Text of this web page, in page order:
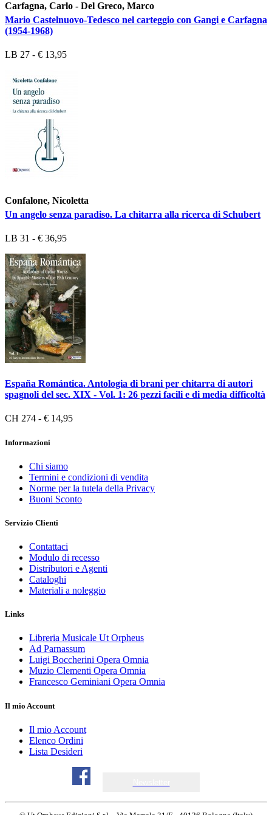
Carfagna, Carlo - Del Greco, Marco
Mario Castelnuovo-Tedesco nel carteggio con Gangi e Carfagna
(1954-1968)
LB 27 - € 13,95
Confalone, Nicoletta
Un angelo senza paradiso. La chitarra alla ricerca di Schubert
LB 31 - € 36,95
España Romántica. Antologia di brani per chitarra di autori
spagnoli del sec. XIX - Vol. 1: 26 pezzi facili e di media difficoltà
CH 274 - € 14,95
Informazioni
Chi siamo
Termini e condizioni di vendita
Norme per la tutela della Privacy
Buoni Sconto
Servizio Clienti
Contattaci
Modulo di recesso
Distributori e Agenti
Cataloghi
Materiali a noleggio
Links
Libreria Musicale Ut Orpheus
Ad Parnassum
Luigi Boccherini Opera Omnia
Muzio Clementi Opera Omnia
Francesco Geminiani Opera Omnia
Il mio Account
Il mio Account
Elenco Ordini
Lista Desideri